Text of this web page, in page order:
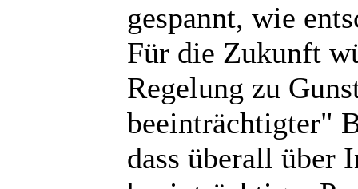
gespannt, wie
Für die Zukunft
Regelung zu
beeinträchtigter"
dass überall über